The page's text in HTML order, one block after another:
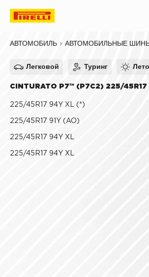
АВТОМОБИЛЬ АВТОМОБИЛЬНЫЕ
Легковой Туринг Лето
CINTURATO P7™ (P7C2) 225/45R17
225/45R17 94Y XL (*)
225/45R17 91Y (AO)
225/45R17 94Y XL
225/45R17 94Y XL